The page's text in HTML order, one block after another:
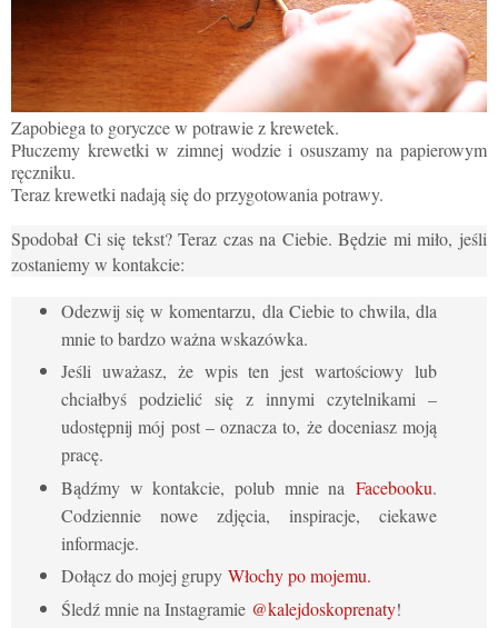
Zapobiega to goryczce w potrawie z krewetek.
Płuczemy krewetki w zimnej wodzie i osuszamy na papierowym
ręczniku.
Teraz krewetki nadają się do przygotowania potrawy.
Spodobał Ci się tekst? Teraz czas na Ciebie. Będzie mi miło, jeśli
zostaniemy w kontakcie:
Odezwij się w komentarzu, dla Ciebie to chwila, dla
mnie to bardzo ważna wskazówka.
Jeśli uważasz, że wpis ten jest wartościowy lub
chciałbyś podzielić się z innymi czytelnikami –
udostępnij mój post – oznacza to, że doceniasz moją
pracę.
Bądźmy w kontakcie, polub mnie na Facebooku.
Codziennie nowe zdjęcia, inspiracje, ciekawe
informacje.
Dołącz do mojej grupy Włochy po mojemu.
Śledź mnie na Instagramie @kalejdoskoprenaty!